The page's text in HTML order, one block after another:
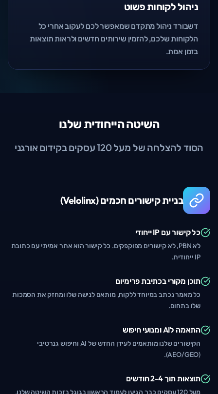
ניהול לקוחות פשוט
דשבורד ניהול מתקדם שמאפשר לכם לעקוב אחרי כל
הלקוחות שלכם, להזמין שירותים חדשים ולראות תוצאות
בזמן אמת.
השיטה הייחודית שלנו
הסוד להצלחה של מעל 120 עסקים בקידום אורגני
בניית קישורים חכמים (Velolinx)
כל קישור עם IP ייחודי
לא PBN, לא קישורים מפוקפקים. כל קישור הוא אתר אמיתי עם כתובת
IP ייחודית.
תוכן מקורי בכתיבת פרימיום
כל מאמר נכתב במיוחד ללקוח, מותאם לנישה שלו ומחזק את הסמכות
שלו בתחום.
התאמה לAI ומנועי חיפוש
הקישורים שלנו מותאמים לעידן החדש של AI וחיפוש גנרטיבי
(AEO/GEO).
תוצאות תוך 2-4 חודשים
מעל 120 עסקים כבר הגיעו לעמוד הראשון בגוגל בזכות השיטה שלנו.